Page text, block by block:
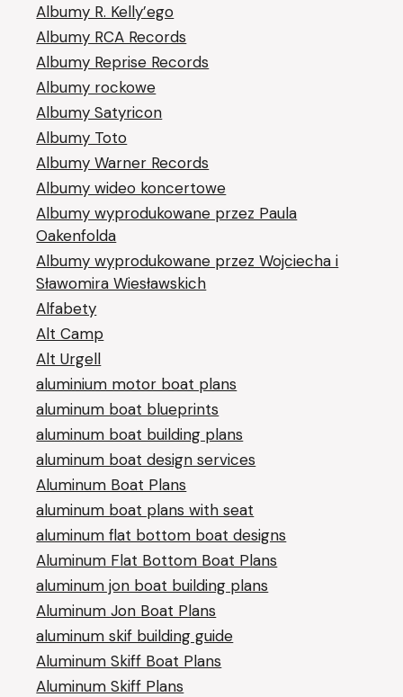
Albumy R. Kelly’ego
Albumy RCA Records
Albumy Reprise Records
Albumy rockowe
Albumy Satyricon
Albumy Toto
Albumy Warner Records
Albumy wideo koncertowe
Albumy wyprodukowane przez Paula
Oakenfolda
Albumy wyprodukowane przez Wojciecha i
Sławomira Wiesławskich
Alfabety
Alt Camp
Alt Urgell
aluminium motor boat plans
aluminum boat blueprints
aluminum boat building plans
aluminum boat design services
Aluminum Boat Plans
aluminum boat plans with seat
aluminum flat bottom boat designs
Aluminum Flat Bottom Boat Plans
aluminum jon boat building plans
Aluminum Jon Boat Plans
aluminum skif building guide
Aluminum Skiff Boat Plans
Aluminum Skiff Plans